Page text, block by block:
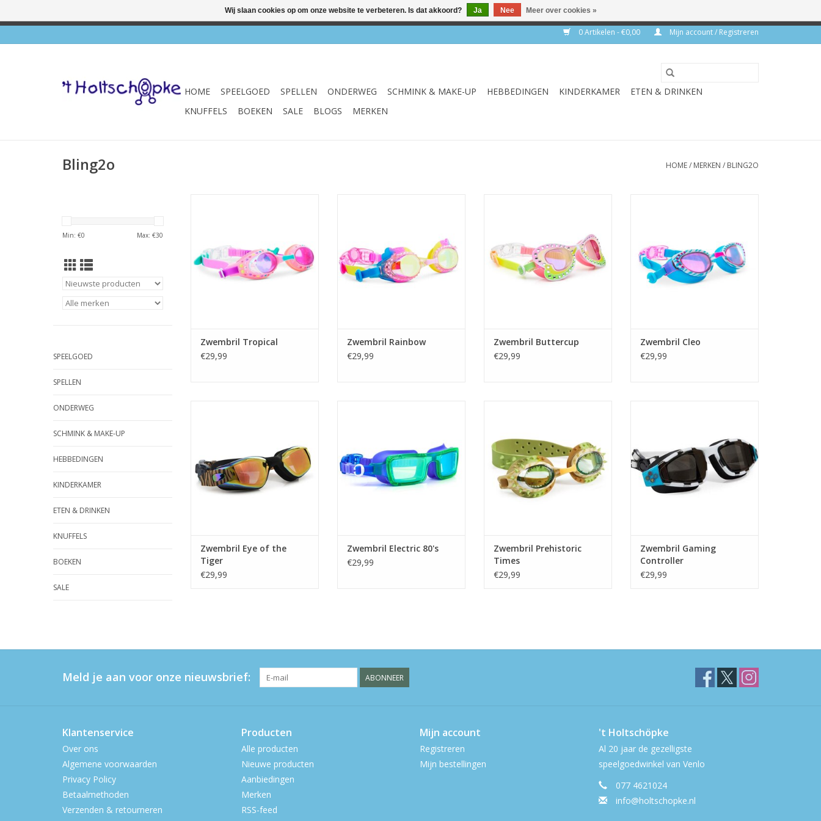
0 Artikelen - €0,00 Mijn account / Registreren
HOME SPEELGOED SPELLEN ONDERWEG SCHMINK & MAKE-UP HEBBEDINGEN KINDERKAMER
ETEN & DRINKEN
KNUFFELS
BOEKEN SALE BLOGS MERKEN
Bling2o HOME/ MERKEN / BLING2O
Min: €0 Max: €30
SPEELGOED
SPELLEN
ONDERWEG
SCHMINK & MAKE-UP
HEBBEDINGEN
KINDERKAMER
ETEN & DRINKEN
KNUFFELS
BOEKEN
SALE
Zwembril Tropical
€29,99
Zwembril Rainbow
€29,99
Zwembril Buttercup
€29,99
Zwembril Cleo
€29,99
Zwembril Eye of the
Tiger
€29,99
Zwembril Electric 80's
€29,99
Zwembril Prehistoric
Times
€29,99
Zwembril Gaming
Controller
€29,99
Meld je aan voor onze nieuwsbrief: ABONNEER
Klantenservice
Over ons
Algemene voorwaarden
Privacy Policy
Betaalmethoden
Verzenden & retourneren
Producten
Alle producten
Nieuwe producten
Aanbiedingen
Merken
RSS-feed
Mijn account
Registreren
Mijn bestellingen
't Holtschöpke
Al 20 jaar de gezelligste
speelgoedwinkel van Venlo
077 4621024
info@holtschopke.nl
Wij slaan cookies op om onze website te verbeteren. Is dat akkoord? Ja Nee Meer over cookies »
✔ Winkel & webshop ✔ Gratis verzenden vanaf €75 ✔ Levertijd 1-3 werkdagen